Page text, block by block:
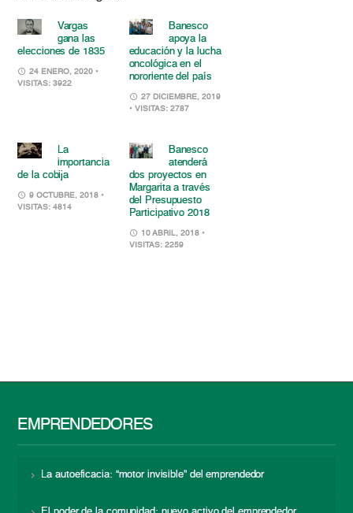
Vargas
gana las
elecciones de 1835
24 ENERO, 2020 •
VISITAS: 3922
Banesco
apoya la
educación y la lucha
oncológica en el
nororiente del país
27 DICIEMBRE, 2019
• VISITAS: 2787
La
importancia
de la cobija
9 OCTUBRE, 2018 •
VISITAS: 4814
Banesco
atenderá
dos proyectos en
Margarita a través
del Presupuesto
Participativo 2018
10 ABRIL, 2018 •
VISITAS: 2259
EMPRENDEDORES
La autoeficacia: “motor invisible” del emprendedor